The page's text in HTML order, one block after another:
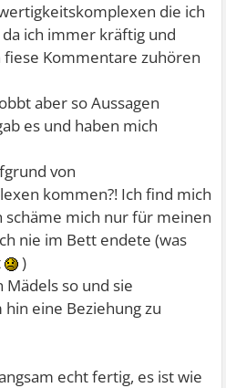
die ich
ich immer kräftig und
Kommentare zuhören
aber so Aussagen
es und haben mich
von
kommen?! Ich find mich
schäme mich nur für meinen
nie im Bett endete (was
)
so und sie
eine Beziehung zu
echt fertig, es ist wie